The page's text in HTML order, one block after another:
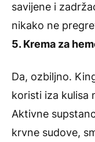
savijene i
nikako ne
5. Krema za
Da, ozbiljno.
koristi iza kulisa
Aktivne
krvne sudove,